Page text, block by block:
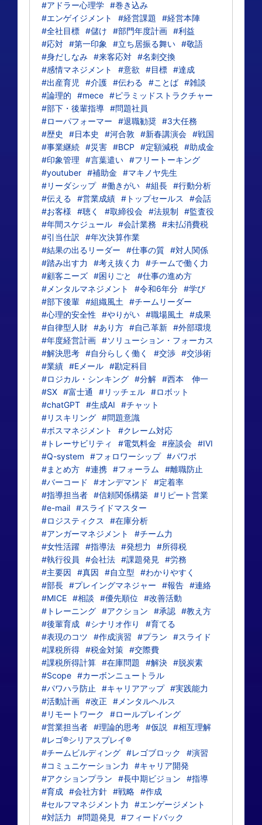
#アドラー心理学 #巻き込み
#エンゲイジメント
#経営課題
#経営本陣
#全社目標 #儲け #部門年度計画 #利益
#応対 #第一印象 #立ち居振る舞い #敬語
#身だしなみ #来客応対 #名刺交換
#感情マネジメント
#意欲 #目標 #達成
#出産育児
#介護 #伝わる #ことば #雑談
#論理的
#mece #ピラミッドストラクチャー
#部下・後輩指導 #問題社員
#ローパフォーマー
#退職勧奨 #3大任務
#歴史
#日本史 #河合敦 #新春講演会 #戦国
#事業継続 #災害 #BCP #定額減税 #助成金
#印象管理
#言葉遣い #フリートーキング
#youtuber #補助金
#マキノヤ先生
#リーダシップ #働きがい #組長 #行動分析
#伝える
#営業成績 #トップセールス
#会話
#お客様
#聴く #取締役会 #法規制
#監査役
#年間スケジュール #会計業務
#未払消費税
#引当仕訳
#年次決算作業
#結果の出るリーダー
#仕事の質 #対人関係
#踏み出す力
#考え抜く力
#チームで働く力
#顧客ニーズ #困りごと
#仕事の進め方
#メンタルマネジメント
#令和6年分 #学び
#部下後輩 #組織風土
#チームリーダー
#心理的安全性
#やりがい #職場風土
#成果
#自律型人財 #あり方 #自己革新 #外部環境
#年度経営計画 #ソリューション・フォーカス
#解決思考 #自分らしく働く #交渉 #交渉術
#業績 #Eメール #勘定科目
#ロジカル・シンキング #分解 #西本 伸一
#SX #富士通 #リッチェル #ロボット
#chatGPT #生成AI
#チャット
#リスキリング #問題意識
#ボスマネジメント
#クレーム対応
#トレーサビリティ
#電気料金 #座談会 #IVI
#Q-system
#フォロワーシップ #パワポ
#まとめ方 #連携 #フォーラム
#離職防止
#バーコード
#オンデマンド
#定着率
#指導担当者 #信頼関係構築 #リピート営業
#e-mail #スライドマスター
#ロジスティクス
#在庫分析
#アンガーマネジメント
#チーム力
#女性活躍 #指導法 #発想力
#所得税
#執行役員
#会社法 #課題発見
#労務
#主要因
#真因 #自立型
#わかりやすく
#部長 #プレイングマネジャー #報告 #連絡
#MICE #相談 #優先順位
#改善活動
#トレーニング #アクション #承認 #教え方
#後輩育成 #シナリオ作り
#育てる
#表現のコツ
#作成演習 #プラン
#スライド
#課税所得 #税金対策 #交際費
#課税所得計算 #在庫問題 #解決 #脱炭素
#Scope #カーボンニュートラル
#パワハラ防止
#キャリアアップ #実践能力
#活動計画 #改正
#メンタルヘルス
#リモートワーク
#ロールプレイング
#営業担当者 #理論的思考 #仮説
#相互理解
#レゴ®シリアスプレイ®
#チームビルディング #レゴブロック
#演習
#コミュニケーション力
#キャリア開発
#アクションプラン
#長中期ビジョン
#指導
#育成 #会社方針 #戦略 #作成
#セルフマネジメント力
#エンゲージメント
#対話力
#問題発見 #フィードバック